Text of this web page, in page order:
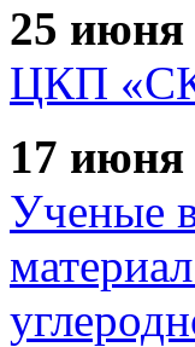
25 июня
ЦКП
17 июня
Ученые